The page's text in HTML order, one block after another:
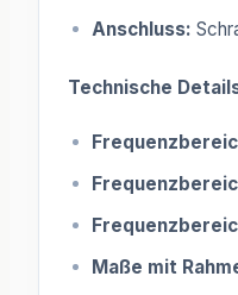
Anschluss:
Technische
Maße mit